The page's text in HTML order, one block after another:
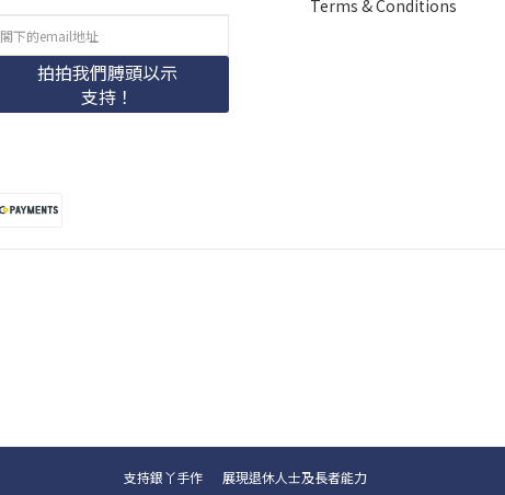
拍拍我們膊頭以示
支持！
Terms & Conditions
支持銀丫手作 展現退休人士及長者能力